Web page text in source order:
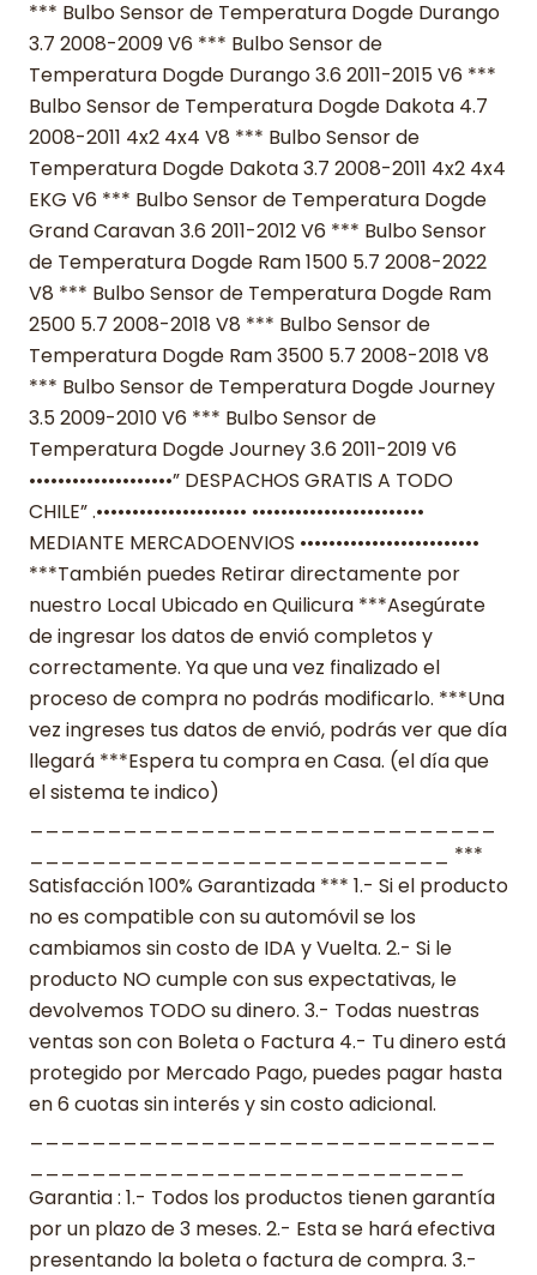
*** Bulbo Sensor de Temperatura Dogde Durango
3.7 2008-2009 V6 *** Bulbo Sensor de
Temperatura Dogde Durango 3.6 2011-2015 V6 ***
Bulbo Sensor de Temperatura Dogde Dakota 4.7
2008-2011 4x2 4x4 V8 *** Bulbo Sensor de
Temperatura Dogde Dakota 3.7 2008-2011 4x2 4x4
EKG V6 *** Bulbo Sensor de Temperatura Dogde
Grand Caravan 3.6 2011-2012 V6 *** Bulbo Sensor
de Temperatura Dogde Ram 1500 5.7 2008-2022
V8 *** Bulbo Sensor de Temperatura Dogde Ram
2500 5.7 2008-2018 V8 *** Bulbo Sensor de
Temperatura Dogde Ram 3500 5.7 2008-2018 V8
*** Bulbo Sensor de Temperatura Dogde Journey
3.5 2009-2010 V6 *** Bulbo Sensor de
Temperatura Dogde Journey 3.6 2011-2019 V6
••••••••••••••••••••” DESPACHOS GRATIS A TODO
CHILE” .••••••••••••••••••••• ••••••••••••••••••••••••
MEDIANTE MERCADOENVIOS •••••••••••••••••••••••••
***También puedes Retirar directamente por
nuestro Local Ubicado en Quilicura ***Asegúrate
de ingresar los datos de envió completos y
correctamente. Ya que una vez finalizado el
proceso de compra no podrás modificarlo. ***Una
vez ingreses tus datos de envió, podrás ver que día
llegará ***Espera tu compra en Casa. (el día que
el sistema te indico)
___________________________ ***
Satisfacción 100% Garantizada *** 1.- Si el producto
no es compatible con su automóvil se los
cambiamos sin costo de IDA y Vuelta. 2.- Si le
producto NO cumple con sus expectativas, le
devolvemos TODO su dinero. 3.- Todas nuestras
ventas son con Boleta o Factura 4.- Tu dinero está
protegido por Mercado Pago, puedes pagar hasta
en 6 cuotas sin interés y sin costo adicional.
Garantia : 1.- Todos los productos tienen garantía
por un plazo de 3 meses. 2.- Esta se hará efectiva
presentando la boleta o factura de compra. 3.-